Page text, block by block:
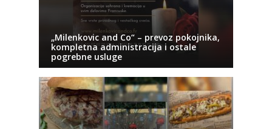
„Milenkovic and Co“ – prevoz pokojnika,
kompletna administracija i ostale
pogrebne usluge